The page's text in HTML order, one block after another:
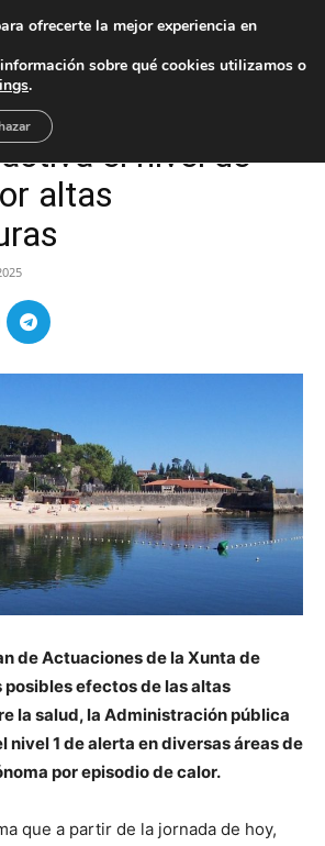
el nivel de
altas
de Actuaciones de la Xunta de
posibles efectos de las altas
la salud, la Administración pública
nivel 1 de alerta en diversas áreas de
por episodio de calor.
que a partir de la jornada de hoy,
ofrecerte la mejor experiencia en
sobre qué cookies utilizamos o
.